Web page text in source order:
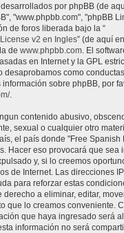
por phpBB (de
"www.phpbb.com", "phpBB
de foros liberada bajo la “
v2 en Ingles” (de aquí
de www.phpbb.com. El
en Internet y la GPL
desaprobamos como
sobre phpBB, por
.
contenido abusivo,
sexual o cualquier otro
el país donde "Free Spanish
Hacer eso provocará que sea
y, si lo creemos
de Internet. Las direcciones
para reforzar estas
derecho a eliminar, editar,
que lo creamos conveniente.
que haya ingresado será
información no será